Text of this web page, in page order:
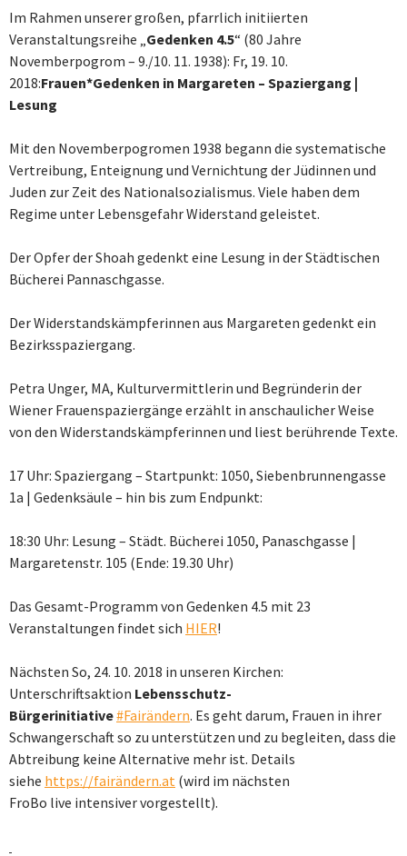
Im Rahmen unserer großen, pfarrlich initiierten
Veranstaltungsreihe „Gedenken 4.5“ (80 Jahre
Novemberpogrom – 9./10. 11. 1938): Fr, 19. 10.
2018:Frauen*Gedenken in Margareten – Spaziergang |
Lesung
Mit den Novemberpogromen 1938 begann die systematische
Vertreibung, Enteignung und Vernichtung der Jüdinnen und
Juden zur Zeit des Nationalsozialismus. Viele haben dem
Regime unter Lebensgefahr Widerstand geleistet.
Der Opfer der Shoah gedenkt eine Lesung in der Städtischen
Bücherei Pannaschgasse.
Der Widerstandskämpferinnen aus Margareten gedenkt ein
Bezirksspaziergang.
Petra Unger, MA, Kulturvermittlerin und Begründerin der
Wiener Frauenspaziergänge erzählt in anschaulicher Weise
von den Widerstandskämpferinnen und liest berührende Texte.
17 Uhr: Spaziergang – Startpunkt: 1050, Siebenbrunnengasse
1a | Gedenksäule – hin bis zum Endpunkt:
18:30 Uhr: Lesung – Städt. Bücherei 1050, Panaschgasse |
Margaretenstr. 105 (Ende: 19.30 Uhr)
Das Gesamt-Programm von Gedenken 4.5 mit 23
Veranstaltungen findet sich HIER!
Nächsten So, 24. 10. 2018 in unseren Kirchen:
Unterschriftsaktion Lebensschutz-
Bürgerinitiative#Fairändern. Es geht darum, Frauen in ihrer
Schwangerschaft so zu unterstützen und zu begleiten, dass die
Abtreibung keine Alternative mehr ist. Details
siehe https://fairändern.at (wird im nächsten
FroBo live intensiver vorgestellt).